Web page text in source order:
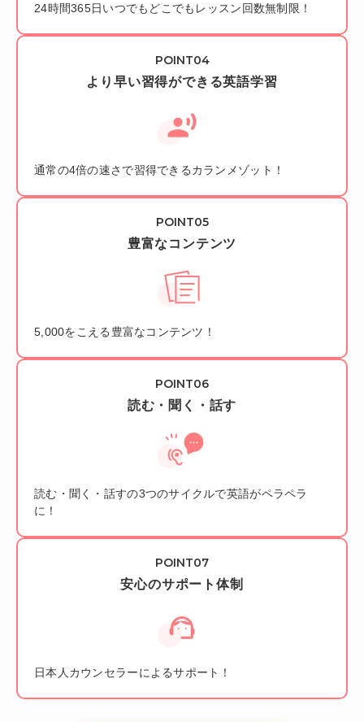
24時間365日いつでもどこでもレッスン回数無制限！
より早い習得ができる英語学習
通常の4倍の速さで習得できるカランメゾット！
豊富なコンテンツ
5,000をこえる豊富なコンテンツ！
読む・聞く・話す
読む・聞く・話すの3つのサイクルで英語がペラペラ
に！
安心のサポート体制
日本人カウンセラーによるサポート！